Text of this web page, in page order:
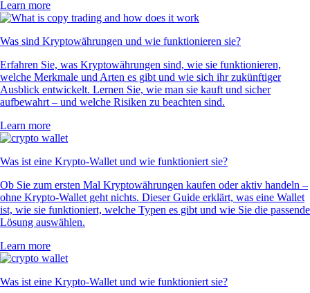
Learn more
Was sind Kryptowährungen und wie funktionieren sie?
Erfahren Sie, was Kryptowährungen sind, wie sie funktionieren,
welche Merkmale und Arten es gibt und wie sich ihr zukünftiger
Ausblick entwickelt. Lernen Sie, wie man sie kauft und sicher
aufbewahrt – und welche Risiken zu beachten sind.
Learn more
Was ist eine Krypto-Wallet und wie funktioniert sie?
Ob Sie zum ersten Mal Kryptowährungen kaufen oder aktiv handeln –
ohne Krypto-Wallet geht nichts. Dieser Guide erklärt, was eine Wallet
ist, wie sie funktioniert, welche Typen es gibt und wie Sie die passende
Lösung auswählen.
Learn more
Was ist eine Krypto-Wallet und wie funktioniert sie?